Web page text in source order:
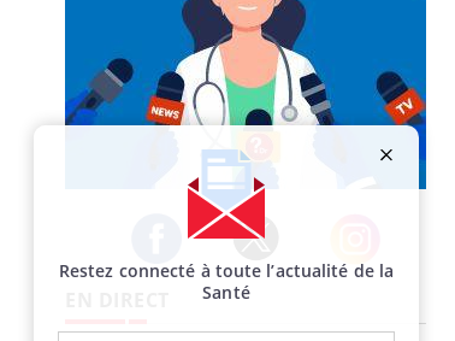
Facebook Twitter Instagram
Restez connecté à toute l’actualité de la
Santé